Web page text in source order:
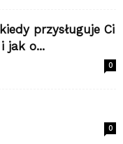
przysługuje Ci
jak o...
0
0